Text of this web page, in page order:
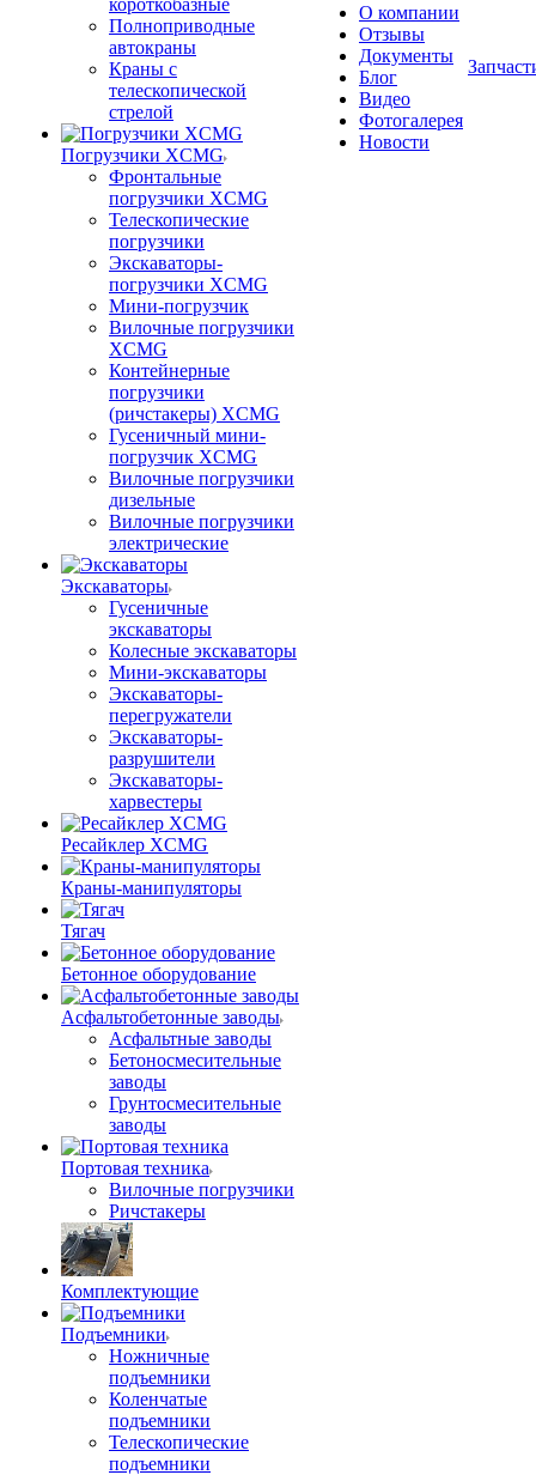
короткобазные
Полноприводные
автокраны
Краны с
телескопической
стрелой
Погрузчики XCMG
Фронтальные
погрузчики XCMG
Телескопические
погрузчики
Экскаваторы-
погрузчики XCMG
Мини-погрузчик
Вилочные погрузчики
XCMG
Контейнерные
погрузчики
(ричстакеры) XCMG
Гусеничный мини-
погрузчик XCMG
Вилочные погрузчики
дизельные
Вилочные погрузчики
электрические
Экскаваторы
Гусеничные
экскаваторы
Колесные экскаваторы
Мини-экскаваторы
Экскаваторы-
перегружатели
Экскаваторы-
разрушители
Экскаваторы-
харвестеры
Ресайклер XCMG
Краны-манипуляторы
Тягач
Бетонное оборудование
Асфальтобетонные заводы
Асфальтные заводы
Бетоносмесительные
заводы
Грунтосмесительные
заводы
Портовая техника
Вилочные погрузчики
Ричстакеры
Комплектующие
Подъемники
Ножничные
подъемники
Коленчатые
подъемники
Телескопические
подъемники
О компании
Отзывы
Документы
Блог
Видео
Фотогалерея
Новости